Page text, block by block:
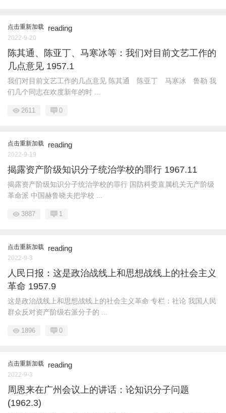
点击重新加载 reading
2022-9-20
陈其通、陈亚丁、马寒冰等：我们对目前文艺工作的
几点意见 1957.1
我们对目前文艺工作的几点意见 陈其通 陈亚丁 马寒冰 鲁勒 我
们几个同志在欢度新年的时 ...
2611 0
点击重新加载 reading
2022-9-19
揭露资产阶级知识分子统治学校的罪行 1967.11
揭露资产阶级知识分子统治学校的罪行 国防科委直属机关无产阶级
革命派 中国赫鲁晓夫把学校 ...
3887 1
点击重新加载 reading
2022-9-3
人民日报：这是政治战线上和思想战线上的社会主义
革命 1957.9
这是政治战线上和思想战线上的社会主义革命 专栏：社论 我国人民
群众反对资产阶级右派分子的 ...
1896 0
点击重新加载 reading
2022-9-3
周恩来在广州会议上的讲话：论知识分子问题
(1962.3)